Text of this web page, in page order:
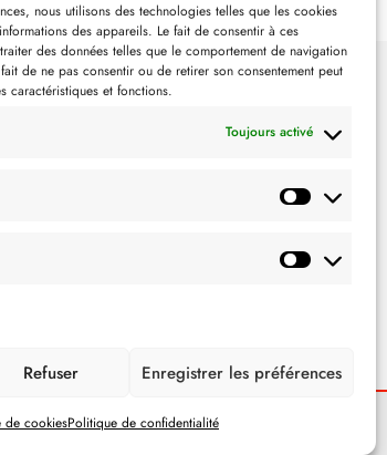
nous utilisons des technologies telles que les cookies
des appareils. Le fait de consentir à ces
des données telles que le comportement de navigation
de ne pas consentir ou de retirer son consentement peut
caractéristiques et fonctions.
Toujours activé
Refuser Enregistrer les préférences
de cookiesPolitique de confidentialité
SUIVEZ-NOUS
CONFIDENTIALITÉ